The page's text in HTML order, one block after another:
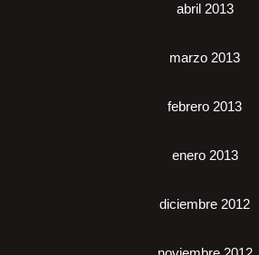
abril 2013
marzo 2013
febrero 2013
enero 2013
diciembre 2012